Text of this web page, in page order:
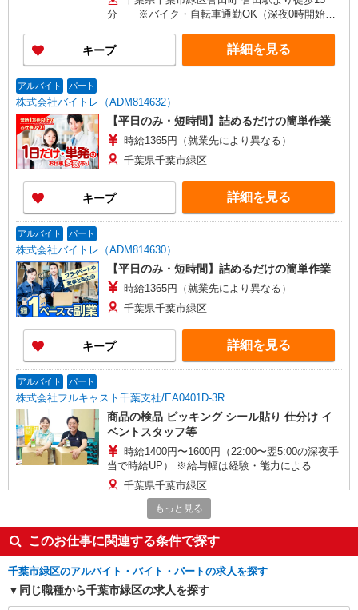
分 ※バイク・自転車通勤OK（深夜0時開始の
キープ 詳細を見る
アルバイト パート
株式会社バイトレ（ADM814632）
【平日のみ・短時間】詰めるだけの簡単作業
時給1365円（就業先により異なる）
千葉県千葉市緑区
キープ 詳細を見る
アルバイト パート
株式会社バイトレ（ADM814630）
【平日のみ・短時間】詰めるだけの簡単作業
時給1365円（就業先により異なる）
千葉県千葉市緑区
キープ 詳細を見る
アルバイト パート
株式会社フルキャスト千葉支社/EA0401D-3R
商品の検品 ピッキング シール貼り 仕分け イ
ベントスタッフ等
時給1400円〜1600円（22:00〜翌5:00の深夜手
当で時給UP） ※給与幅は経験・能力による
千葉県千葉市緑区
アルバイト パート 職業紹介
株式会社フルキャスト千葉支社/EA0401D-3E
仕分け シール貼り 倉庫内軽作業 オフィスワー
もっと見る
このお仕事に関連する条件で探す
千葉市緑区のアルバイト・バイト・パートの求人を探す
同じ職種から千葉市緑区の求人を探す